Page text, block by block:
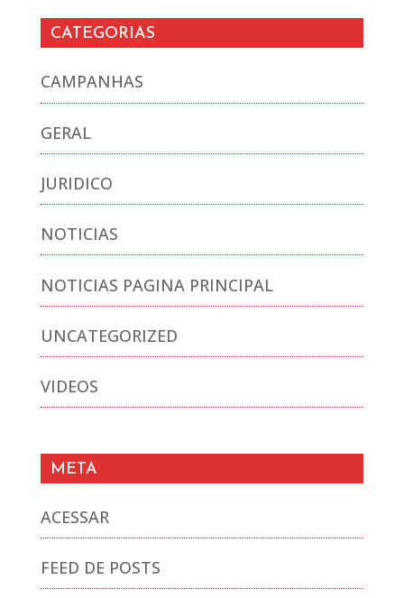
CATEGORIAS
CAMPANHAS
GERAL
JURIDICO
NOTICIAS
NOTICIAS PAGINA PRINCIPAL
UNCATEGORIZED
VIDEOS
META
ACESSAR
FEED DE POSTS